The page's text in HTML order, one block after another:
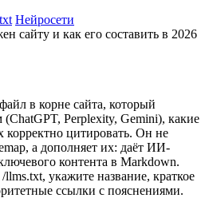
Нейросети
в корне сайта, который
(ChatGPT, Perplexity, Gemini), какие
цитировать. Он не
а дополняет их: даёт ИИ-
контента в Markdown.
llms.txt, укажите название, краткое
ссылки с пояснениями.